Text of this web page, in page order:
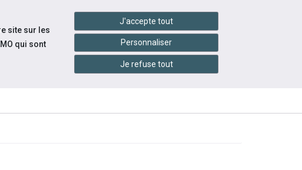
Accessibilité handshake Services en ligne
RESSOURCES ÉVÉNEMENTS
PRATIQUES
site sur les
qui sont
J'accepte tout
Personnaliser
Je refuse tout